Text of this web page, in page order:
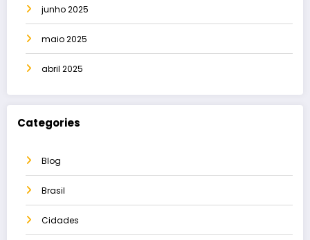
junho 2025
maio 2025
abril 2025
Categories
Blog
Brasil
Cidades